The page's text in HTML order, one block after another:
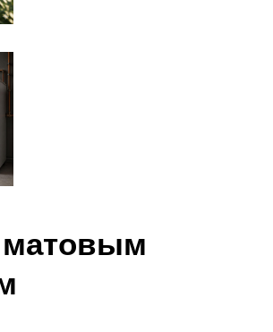
матовым